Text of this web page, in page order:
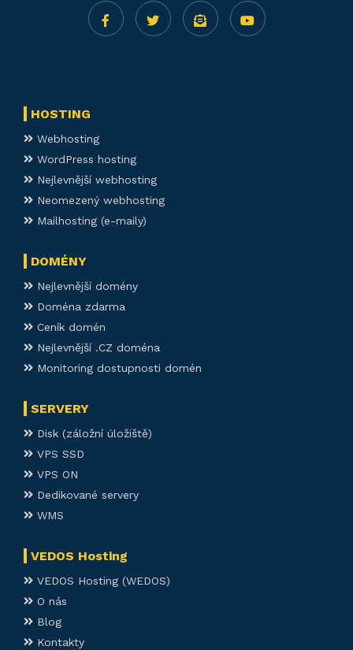
HOSTING
Webhosting
WordPress hosting
Nejlevnější webhosting
Neomezený webhosting
Mailhosting (e-maily)
DOMÉNY
Nejlevnější domény
Doména zdarma
Ceník domén
Nejlevnější .CZ doména
Monitoring dostupnosti domén
SERVERY
Disk (záložní úložiště)
VPS SSD
VPS ON
Dedikované servery
WMS
VEDOS Hosting
VEDOS Hosting (WEDOS)
O nás
Blog
Kontakty